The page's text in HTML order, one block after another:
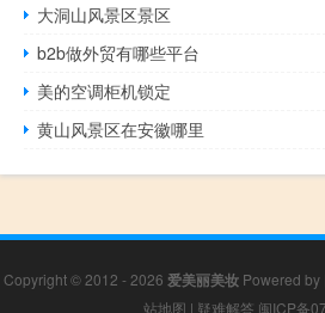
大洞山风景区景区
b2b做外贸有哪些平台
美的空调柜机锁定
黄山风景区在安徽哪里
Copyright © 2012 - 2026 爱美丽美妆 Powered by
站地图 | 疑难解答 闽ICP备